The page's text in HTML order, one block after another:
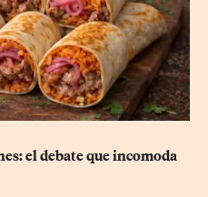
el debate que incomoda